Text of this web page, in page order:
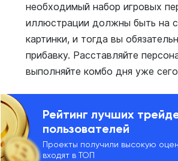
необходимый набор игровых
иллюстрации должны быть на
картинки, и тогда вы
прибавку. Расставляйте
выполняйте комбо дня уже
Рейтинг лучших
пользователей
Проекты получили высокую
входят в ТОП